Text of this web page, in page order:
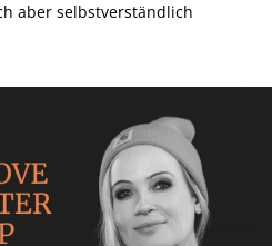
aber selbstverständlich